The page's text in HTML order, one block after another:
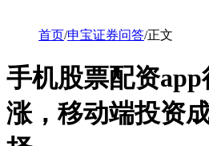
首页/申宝证券问答/正文
手机股票配资
涨，移动端投资